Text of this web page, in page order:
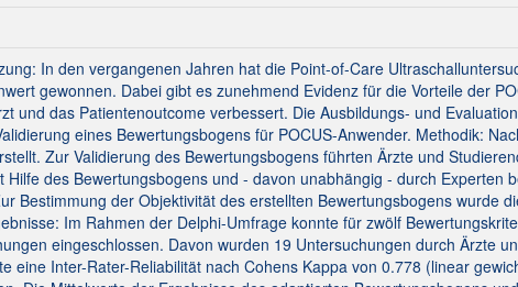
In den vergangenen Jahren hat die Point-of-Care
gewonnen. Dabei gibt es zunehmend Evidenz für die Vorteile der
und das Patientenoutcome verbessert. Die Ausbildungs- und
eines Bewertungsbogens für POCUS-Anwender. Methodik:
Zur Validierung des Bewertungsbogens führten Ärzte und
Hilfe des Bewertungsbogens und - davon unabhängig - durch Experten
Bestimmung der Objektivität des erstellten Bewertungsbogens wurde
Im Rahmen der Delphi-Umfrage konnte für zwölf
eingeschlossen. Davon wurden 19 Untersuchungen durch Ärzte
eine Inter-Rater-Reliabilität nach Cohens Kappa von 0.778 (linear